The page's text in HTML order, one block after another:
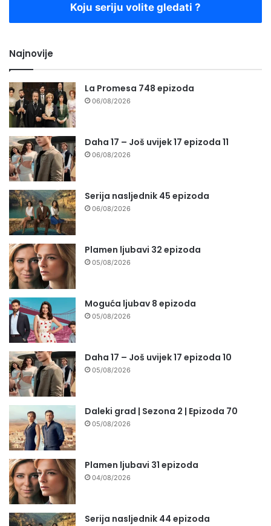
Koju seriju volite gledati ?
Najnovije
La Promesa 748 epizoda
06/08/2026
Daha 17 – Još uvijek 17 epizoda 11
06/08/2026
Serija nasljednik 45 epizoda
06/08/2026
Plamen ljubavi 32 epizoda
05/08/2026
Moguća ljubav 8 epizoda
05/08/2026
Daha 17 – Još uvijek 17 epizoda 10
05/08/2026
Daleki grad | Sezona 2 | Epizoda 70
05/08/2026
Plamen ljubavi 31 epizoda
04/08/2026
Serija nasljednik 44 epizoda